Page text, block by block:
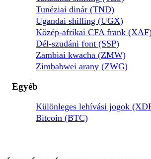
Tunéziai dinár (TND)
Ugandai shilling (UGX)
Közép-afrikai CFA frank
Dél-szudáni font (SSP)
Zambiai kwacha (ZMW)
Zimbabwei arany (ZWG)
Egyéb
Különleges lehívási jogok
Bitcoin (BTC)